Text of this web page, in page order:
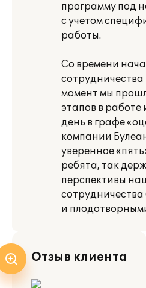
программу под
с учетом
работы.
Со времени
момент мы
этапов в
день в графе
компании
уверенное
ребята, так
перспективы
и
Отзыв клиента